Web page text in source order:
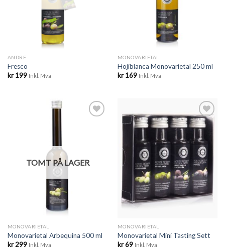
ANDRE
Fresco
kr199 Inkl. Mva
MONOVARIETAL
Hojiblanca Monovarietal 250 ml
kr169 Inkl. Mva
TOMT PÅ LAGER
MONOVARIETAL
Monovarietal Arbequina 500 ml
kr299 Inkl. Mva
Legg til
ønskeliste
MONOVARIETAL
Monovarietal Mini Tasting Sett
kr69 Inkl. Mva